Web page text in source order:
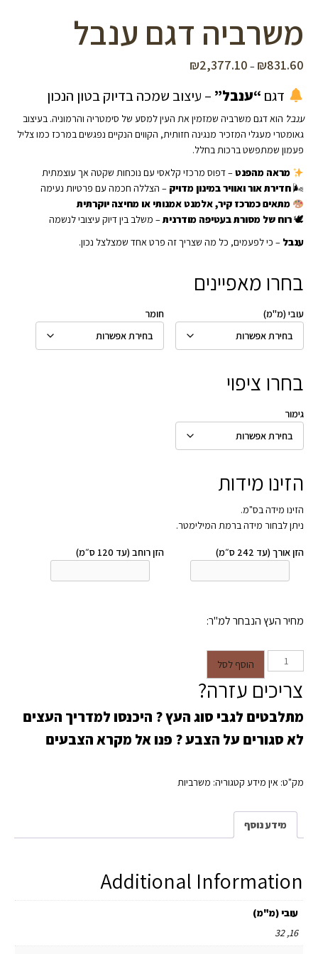
משרביה דגם ענבל
₪831.60
–
₪2,377.10
דגם “ענבל” – עיצוב שמכה בדיוק בטון הנכון
ענבל הוא דגם משרביה שמזמין את העין למסע של סימטריה והרמוניה. בעיצוב
גאומטרי מעגלי המזכיר מנגינה חזותית, הקווים הנקיים נפגשים במרכז כמו צליל
פעמון שמתפשט ברכות בחלל.
מראה מהפנט– דפוס מרכזי קלאסי עם נוכחות שקטה אך עוצמתית
🌬חדירת אור ואוויר במינון מדויק – הצללה חכמה עם פרטיות נעימה
מתאים כמרכז קיר, אלמנט אמנותי או מחיצה יוקרתית
🕊רוח של מסורת בעטיפה מודרנית– משלב בין דיוק עיצובי לנשמה
ענבל – כי לפעמים, כל מה שצריך זה פרט אחד שמצלצל נכון.
בחרו מאפיינים
עובי (מ"מ) חומר
בחרו ציפוי
גימור
הזינו מידות
הזינו מידה בס"מ.
ניתן לבחור מידה ברמת המילימטר.
הזן אורך (עד 242 ס״מ) הזן רוחב (עד 120 ס״מ)
מחיר העץ הנבחר למ"ר:
כמות של משרביה דגם ענבל
הוסף לסל
צריכים עזרה?
מתלבטים לגבי סוג העץ ? היכנסו למדריך העצים
לא סגורים על הצבע ? פנו אל מקרא הצבעים
מק"ט: אין מידע קטגוריה: משרביות
מידע נוסף
Additional Information
עובי (מ"מ)
16, 32